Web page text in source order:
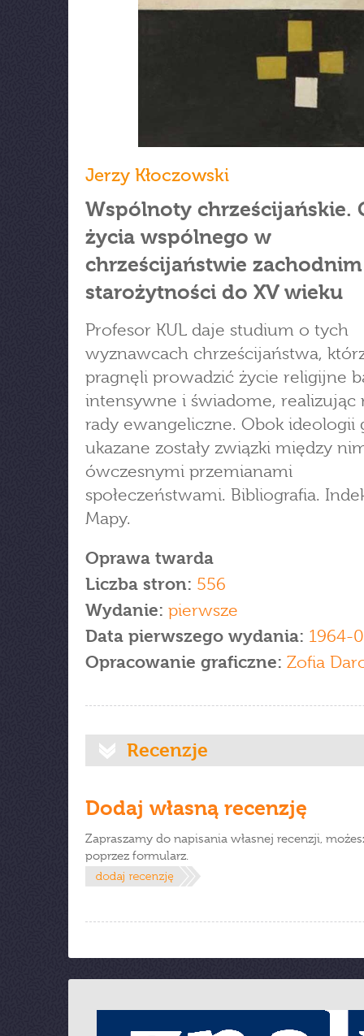
Jerzy Kłoczowski
Wspólnoty chrześcijańskie.
życia wspólnego w
chrześcijaństwie
starożytności do XV wieku
Profesor KUL daje studium o tych
wyznawcach chrześcijaństwa,
pragnęli prowadzić życie religijne
intensywne i świadome, realizując
rady ewangeliczne. Obok ideologii
ukazane zostały związki między
ówczesnymi przemianami
społeczeństwami. Bibliografia.
Mapy.
Oprawa twarda
Liczba stron: 556
Wydanie: pierwsze
Data pierwszego wydania: 1964-
Opracowanie graficzne: Zofia
Recenzje
Dodaj własną recenzję
Zapraszamy do napisania własnej recenzji,
poprzez formularz.